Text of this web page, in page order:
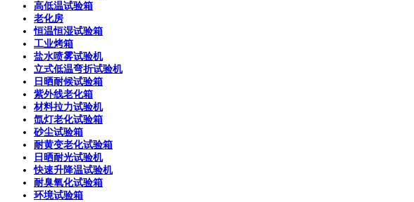
高低温试验箱
老化房
恒温恒湿试验箱
工业烤箱
盐水喷雾试验机
立式低温弯折试验机
日晒耐候试验箱
紫外线老化箱
材料拉力试验机
氙灯老化试验箱
砂尘试验箱
耐黄变老化试验箱
日晒耐光试验机
快速升降温试验机
耐臭氧化试验箱
环境试验箱